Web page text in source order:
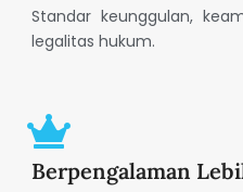
Standar keunggulan,
legalitas hukum.
Berpengalaman